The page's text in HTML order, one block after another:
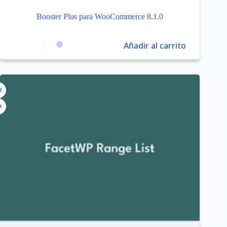
Booster Plus para WooCommerce 8.1.0
Añadir al carrito